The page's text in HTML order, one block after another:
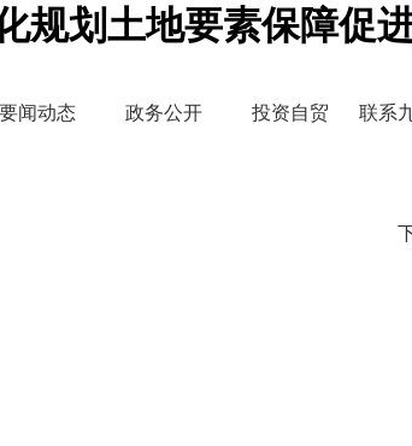
规划土地要素保障促
要闻动态 政务公开 投资自贸 联系